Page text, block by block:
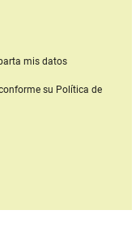
mis datos
su Política de